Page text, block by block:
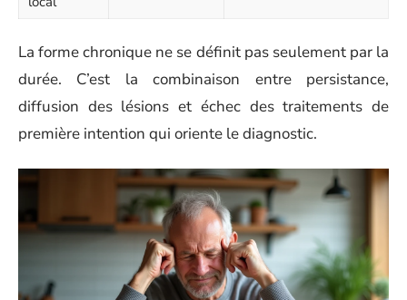
La forme chronique ne se définit pas seulement par la
durée. C’est la combinaison entre persistance,
diffusion des lésions et échec des traitements de
première intention qui oriente le diagnostic.